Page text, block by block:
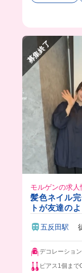
ーするんだっ
募集終了
モルゲンの求人
髪色ネイル
トが友達の
五反田駅
デコレーショ
ピアス1個まで